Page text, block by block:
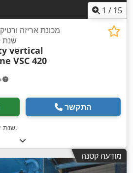
1 / 15
מכונת אריזה
Mepac VSC 420 שנת 2009
vertical
VSC 420
התקשר
שנת,
מודעה קטנה